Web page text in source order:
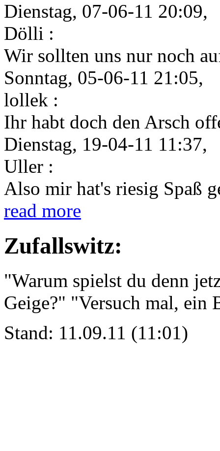
Dienstag, 07-06-11 20:09,
Dölli :
Wir sollten uns nur noch
Sonntag, 05-06-11 21:05,
lollek :
Ihr habt doch den Arsch
Dienstag, 19-04-11 11:37,
Uller :
Also mir hat's riesig Spaß
read more
Zufallswitz:
"Warum spielst du denn
Geige?" "Versuch mal, ein
Stand: 11.09.11 (11:01)